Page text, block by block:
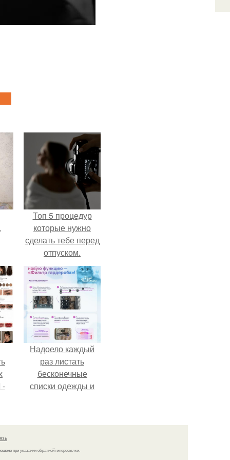
Топ 5 процедур
которые нужно
сделать тебе перед
отпуском.
-
Надоело каждый
раз листать
бесконечные
списки одежды и
кусочкам?
при указании обратной гиперссылки.